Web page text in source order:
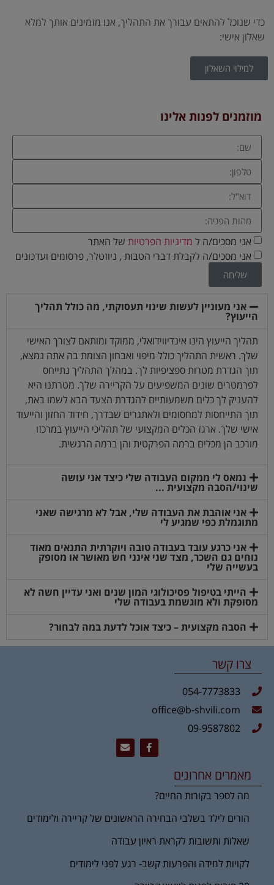
כדי שנוכל להתאים עבורך את התהליך, אנו מזמינים אותך למלא
שאלון אישי:
למילוי השאלון
מוזמנים לפנות אלינו
אני מסכים/ה ל מדיניות הפרטיות של האתר
אני מסכים/ה לקבלת דברי הטבות , ניוזטלר, פרסומים ועדכונים
שליחה
אני מעוניין לעשות שינוי תעסוקתי, מה כולל תהליך
הייעוץ?
תהליך הייעוץ הינו אינדיווידואלי, ממוקד ומותאם לצורך האישי
שלך. ראשית התהליך כולל מיפוי ואבחון הצומת בה אתה נמצא,
תוך הגדרת מטרות ספציפיות לך. במהלך התהליך נתייחס
לפרמטרים שונים המשפיעים על הקריירה שלך. מטרתנו היא
להעניק לך כלים משמעותיים להגדרת הצעד הבא לשמו באת,
תוך התייחסות למחסומים ולאתגרים שבדרך, חידוד החזון והייעוד
אישי שלך. ארגז הכלים המקצועי של תהליכי הייעוץ במרכזו
מורכב הן מכלים ברמה הפרקטית והן ברמה הרגשית.
נמאס לי ממקום העבודה שלי כיצד אני עושה
שינוי/הסבה מקצועית ...
אני אוהבת את העבודה שלי, אבל לא מרגישה שאני
מתוגמלת כפי שמגיע לי
אני כרגע עובד בעבודה טובה ויוקרתית התנאים מאוד
נוחים גם השכר, מצד שני אינני חש מאושר או מסופק
בעשייה שלי
הייתי בטיפול פסיכולוגי המון שנים ואני עדיין חשה לא
מסופקת ולא מוגשמת בעבודה שלי
הסבה מקצועית – כיצד אוכל לדעת במה לבחור?
צרו קשר
054-7773833
office@b-shvili.com
09-9587802
מאמרים אחרונים
מה לספר בקורות החיים?
הורים לילד בשלבי הבחירה הראשונים של קריירה ולימודים
שאלות ותשובות לקראת ראיון עבודה
לקויות למידה והפרעות קשב- רגע לפני לימודים